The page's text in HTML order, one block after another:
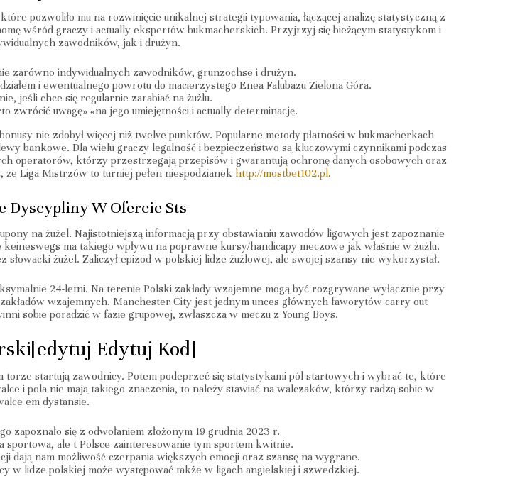
pozwoliło mu na rozwinięcie unikalnej strategii typowania, łączącej analizę statystyczną z
wśród graczy i actually ekspertów bukmacherskich. Przyjrzyj się bieżącym statystykom i
zawodników, jak i drużyn.
zarówno indywidualnych zawodników, grunzochse i drużyn.
i ewentualnego powrotu do macierzystego Enea Falubazu Zielona Góra.
jeśli chce się regularnie zarabiać na żużlu.
uwagę» «na jego umiejętności i actually determinację.
nie zdobył więcej niż twelve punktów. Popularne metody płatności w bukmacherkach
bankowe. Dla wielu graczy legalność i bezpieczeństwo są kluczowymi czynnikami podczas
operatorów, którzy przestrzegają przepisów i gwarantują ochronę danych osobowych oraz
Liga Mistrzów to turniej pełen niespodzianek http://mostbet102.pl.
Dyscypliny W Ofercie Sts
na żużel. Najistotniejszą informacją przy obstawianiu zawodów ligowych jest zapoznanie
ma takiego wpływu na poprawne kursy/handicapy meczowe jak właśnie w żużlu.
żużel. Zaliczył epizod w polskiej lidze żużlowej, ale swojej szansy nie wykorzystał.
24-letni. Na terenie Polski zakłady wzajemne mogą być rozgrywane wyłącznie przy
wzajemnych. Manchester City jest jednym unces głównych faworytów carry out
sobie poradzić w fazie grupowej, zwłaszcza w meczu z Young Boys.
Edytuj Kod]
startują zawodnicy. Potem podeprzeć się statystykami pól startowych i wybrać te, które
i pola nie mają takiego znaczenia, to należy stawiać na walczaków, którzy radzą sobie w
em dystansie.
zapoznało się z odwołaniem złożonym 19 grudnia 2023 r.
sportowa, ale t Polsce zainteresowanie tym sportem kwitnie.
dają nam możliwość czerpania większych emocji oraz szansę na wygrane.
w lidze polskiej może występować także w ligach angielskiej i szwedzkiej.